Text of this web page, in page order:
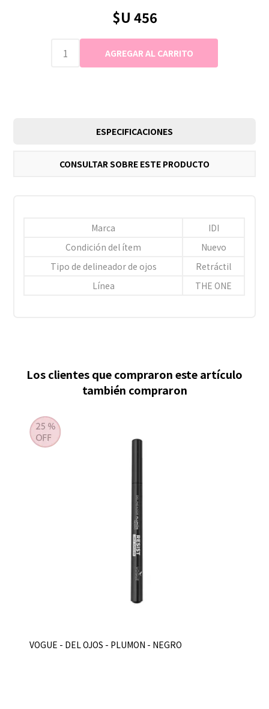
$U 456
ESPECIFICACIONES
CONSULTAR SOBRE ESTE PRODUCTO
Marca
IDI
Condición del ítem
Nuevo
Tipo de delineador de ojos
Retráctil
Línea
THE ONE
Los clientes que compraron este artículo
también compraron
VOGUE - DEL OJOS - PLUMON - NEGRO